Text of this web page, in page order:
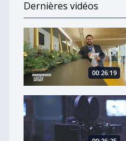
Dernières vidéos
L&#039;actualité
00:26:19
L&#039;actualité